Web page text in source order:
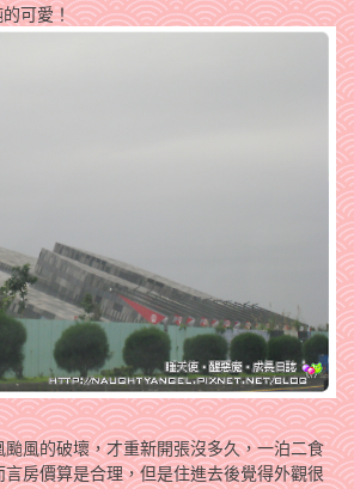
的可愛！
風的破壞，才重新開張沒多久，一泊二食
房價算是合理，但是住進去後覺得外觀很